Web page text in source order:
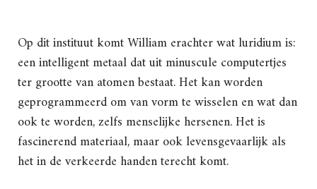
Op dit instituut komt William erachter wat luridium is:
een intelligent metaal dat uit minuscule computertjes
ter grootte van atomen bestaat. Het kan worden
geprogrammeerd om van vorm te wisselen en wat dan
ook te worden, zelfs menselijke hersenen. Het is
fascinerend materiaal, maar ook levensgevaarlijk als
het in de verkeerde handen terecht komt.